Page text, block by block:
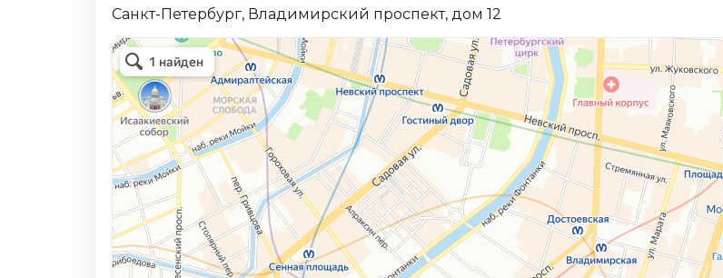
Санкт-Петербург, Владимирский проспект, дом 12